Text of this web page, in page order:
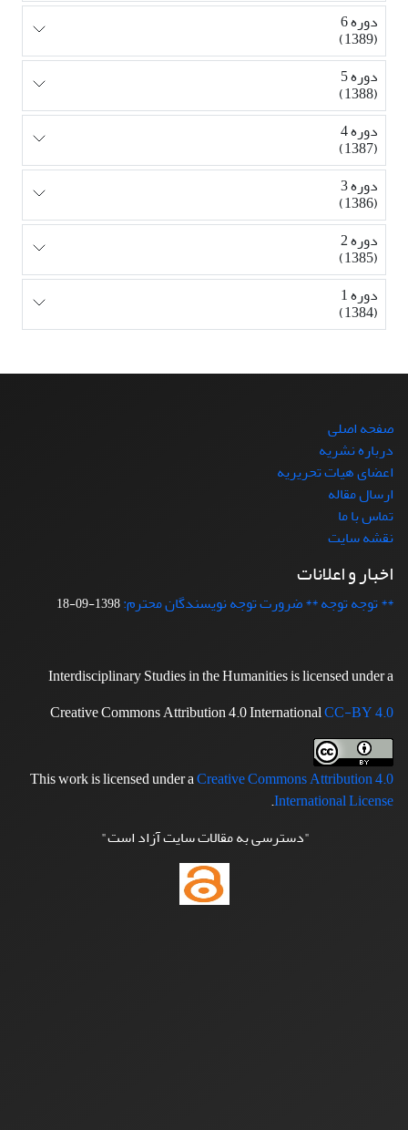
دوره 6
(1389)
دوره 5
(1388)
دوره 4
(1387)
دوره 3
(1386)
دوره 2
(1385)
دوره 1
(1384)
صفحه اصلی
درباره نشریه
اعضای هیات تحریریه
ارسال مقاله
تماس با ما
نقشه سایت
اخبار و اعلانات
** توجه توجه ** ضرورت توجه نویسندگان محترم:1398-09-18
Interdisciplinary Studies in the Humanities is licensed under a
Creative Commons Attribution 4.0 InternationalCC-BY 4.0
This work is licensed under aCreative Commons Attribution 4.0
International License
.
"دسترسی به مقالات سایت آزاد است"